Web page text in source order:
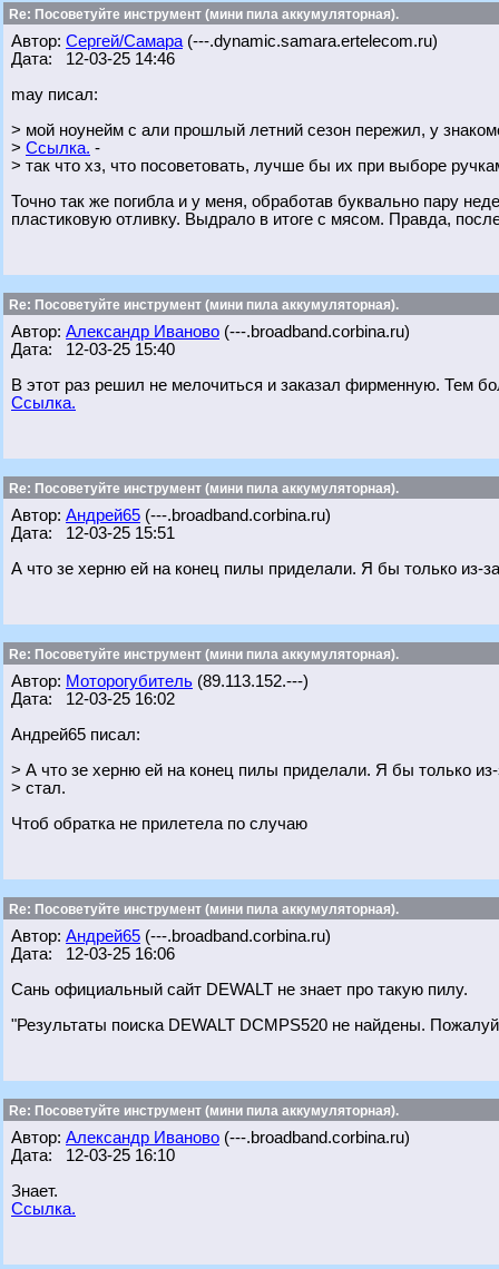
Re: Посоветуйте инструмент (мини пила аккумуляторная).
Автор: Сергей/Самара (---.dynamic.samara.ertelecom.ru)
Дата: 12-03-25 14:46
may писал:
> мой ноунейм с али прошлый летний сезон пережил, у
> Ссылка. -
> так что хз, что посоветовать, лучше бы их при выборе
Точно так же погибла и у меня, обработав буквально пару
пластиковую отливку. Выдрало в итоге с мясом. Правда,
Re: Посоветуйте инструмент (мини пила аккумуляторная).
Автор: Александр Иваново (---.broadband.corbina.ru)
Дата: 12-03-25 15:40
В этот раз решил не мелочиться и заказал фирменную. Тем
Ссылка.
Re: Посоветуйте инструмент (мини пила аккумуляторная).
Автор: Андрей65 (---.broadband.corbina.ru)
Дата: 12-03-25 15:51
А что зе херню ей на конец пилы приделали. Я бы только из-
Re: Посоветуйте инструмент (мини пила аккумуляторная).
Автор: Моторогубитель (89.113.152.---)
Дата: 12-03-25 16:02
Андрей65 писал:
> А что зе херню ей на конец пилы приделали. Я бы только из-
> стал.
Чтоб обратка не прилетела по случаю
Re: Посоветуйте инструмент (мини пила аккумуляторная).
Автор: Андрей65 (---.broadband.corbina.ru)
Дата: 12-03-25 16:06
Сань официальный сайт DEWALT не знает про такую пилу.
"Результаты поиска DEWALT DCMPS520 не найдены.
Re: Посоветуйте инструмент (мини пила аккумуляторная).
Автор: Александр Иваново (---.broadband.corbina.ru)
Дата: 12-03-25 16:10
Знает.
Ссылка.